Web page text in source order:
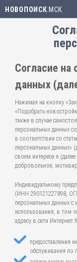
НОВОПОИСК .МСК
Согласие на
данных
Нажимая на кнопку
«Подобрать
также в случае
персональных данных
в соответствии со
персональных данных»
своем интересе я
добровольное,
Индивидуальному
(ИНН 290121227898,
персональных данных с
использования, в том
адресу в сети
предоставления
обслуживания по